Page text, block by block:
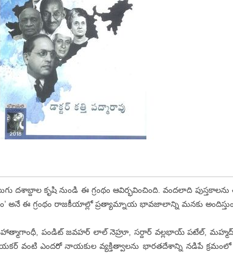
కృషి నుండి ఈ గ్రంథం ఆవిర్భవించింది. వందలాది
అనే ఈ గ్రంథం రాజకీయాల్లో ప్రత్యామ్నాయ భావజాలాన్ని మనకు
పండిట్ జవహర్ లాల్ నెహ్రూ, సర్దార్ వల్లభాయ్ పటేల్, మహ్మద్
వంటి ఎందరో నాయకుల వ్యక్తిత్వాలను భారతదేశాన్ని నడిపే